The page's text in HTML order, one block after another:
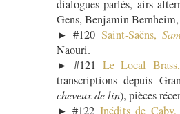
dialogues parlés, airs
Gens, Benjamin
► #120 Saint-Saëns,
Naouri.
► #121 Le Local
transcriptions depuis
cheveux de lin), pièces
► #122 Inédits de